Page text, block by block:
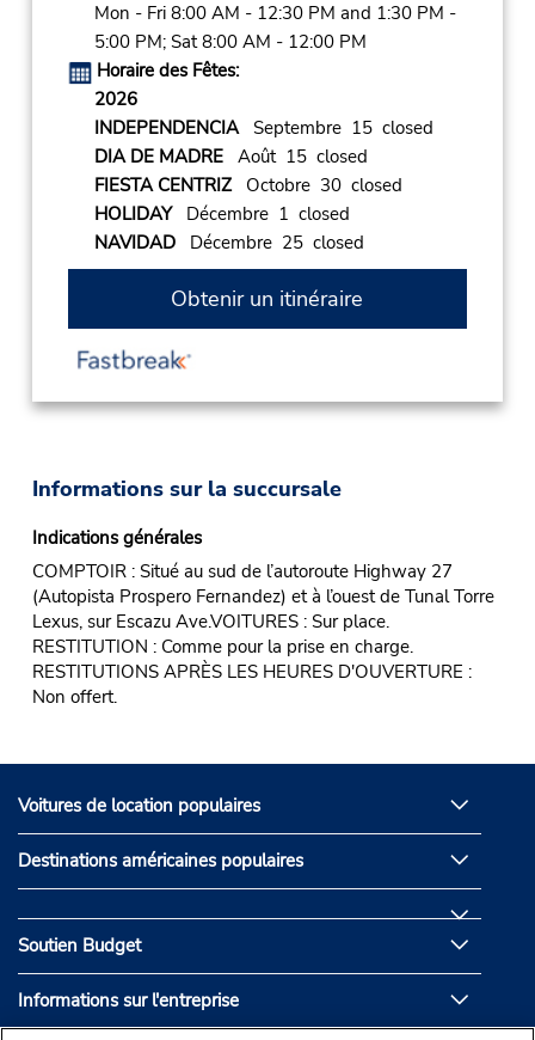
Mon - Fri 8:00 AM - 12:30 PM and 1:30 PM -
5:00 PM; Sat 8:00 AM - 12:00 PM
Horaire des Fêtes:
2026
INDEPENDENCIASeptembre 15 closed
DIA DE MADREAoût 15 closed
FIESTA CENTRIZOctobre 30 closed
HOLIDAYDécembre 1 closed
NAVIDADDécembre 25 closed
Obtenir un itinéraire
Informations sur la succursale
Indications générales
COMPTOIR : Situé au sud de l’autoroute Highway 27
(Autopista Prospero Fernandez) et à l’ouest de Tunal Torre
Lexus, sur Escazu Ave.VOITURES : Sur place.
RESTITUTION : Comme pour la prise en charge.
RESTITUTIONS APRÈS LES HEURES D'OUVERTURE :
Non offert.
Voitures de location populaires
Destinations américaines populaires
Soutien Budget
Informations sur l'entreprise